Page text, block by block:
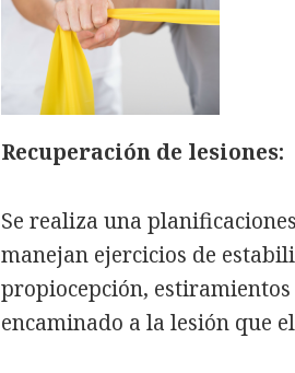
Recuperación de lesiones:
Se realiza una
manejan ejercicios de
propiocepción,
encaminado a la lesión que